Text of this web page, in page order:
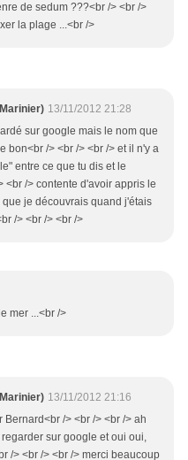
de sedum ???<br /> <br />
la plage ...<br />
13/11/2012 21:28
sur google mais le nom que
bon<br /> <br /> <br /> et il n'y a
entre ce que tu dis et le
<br /> contente d'avoir appris le
je découvrais quand j'étais
/> <br /> <br />
mer ...<br />
13/11/2012 21:16
Bernard<br /> <br /> <br /> ah
sur google et oui oui,
/> <br /> <br /> merci beaucoup